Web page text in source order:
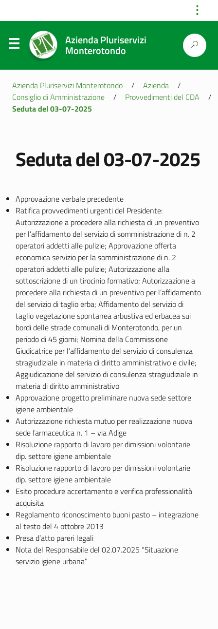
⋮
Azienda Pluriservizi
Monterotondo
Azienda Pluriservizi Monterotondo / Azienda
/
Consiglio di Amministrazione
/ Provvedimenti del CDA
/
Seduta del 03-07-2025
Seduta del 03-07-2025
Approvazione verbale precedente
Ratifica provvedimenti urgenti del Presidente:
Autorizzazione a procedere alla richiesta di un preventivo
per l’affidamento del servizio di somministrazione di n. 2
operatori addetti alle pulizie; Approvazione offerta
economica servizio per la somministrazione di n. 2
operatori addetti alle pulizie; Autorizzazione alla
sottoscrizione di un tirocinio formativo; Autorizzazione a
procedere alla richiesta di un preventivo per l’affidamento
del servizio di taglio erba; Affidamento del servizio di
taglio vegetazione spontanea arbustiva ed erbacea sui
bordi delle strade comunali di Monterotondo, per un
periodo di 45 giorni; Nomina della Commissione
Giudicatrice per l’affidamento del servizio di consulenza
stragiudiziale in materia di diritto amministrativo e civile;
Aggiudicazione del servizio di consulenza stragiudiziale in
materia di diritto amministrativo
Approvazione progetto preliminare nuova sede settore
igiene ambientale
Autorizzazione richiesta mutuo per realizzazione nuova
sede farmaceutica n. 1 – via Adige
Risoluzione rapporto di lavoro per dimissioni volontarie
dip. settore igiene ambientale
Risoluzione rapporto di lavoro per dimissioni volontarie
dip. settore igiene ambientale
Esito procedure accertamento e verifica professionalità
acquisita
Regolamento riconoscimento buoni pasto – integrazione
al testo del 4 ottobre 2013
Presa d’atto pareri legali
Nota del Responsabile del 02.07.2025 “Situazione
servizio igiene urbana”